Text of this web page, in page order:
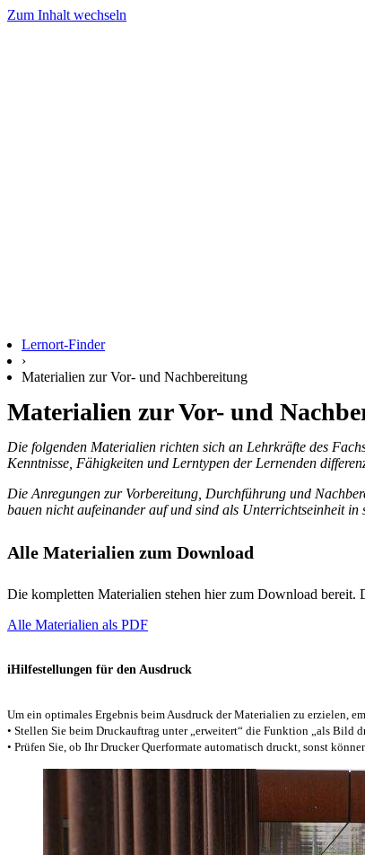
Zum Inhalt wechseln
Lernort-Finder
›
Materialien zur Vor- und Nachbereitung
Materialien zur Vor- und
Die folgenden Materialien richten sich an Lehrkräfte des
Kenntnisse, Fähigkeiten und Lerntypen der Lernenden
Die Anregungen zur Vorbereitung, Durchführung und
bauen nicht aufeinander auf und sind als Unterrichtseinheit in
Alle Materialien zum Download
Die kompletten Materialien stehen hier zum Download
Alle Materialien als PDF
iHilfestellungen für den Ausdruck
Um ein optimales Ergebnis beim Ausdruck der Materialien zu erzielen,
• Stellen Sie beim Druckauftrag unter „erweitert“ die Funktion „als Bild
• Prüfen Sie, ob Ihr Drucker Querformate automatisch druckt, sonst